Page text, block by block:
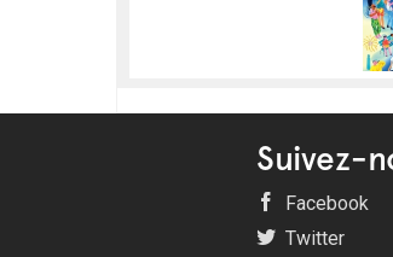
Suivez-
Facebook
Twitter